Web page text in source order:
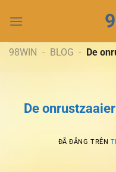
đến
dung98WIN - BLOG - De
De
ĐÃ ĐĂNG TRÊN